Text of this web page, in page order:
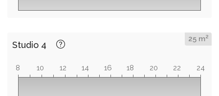
Studio 4
25 m2
8 10 12 14 16 18 20 22 24